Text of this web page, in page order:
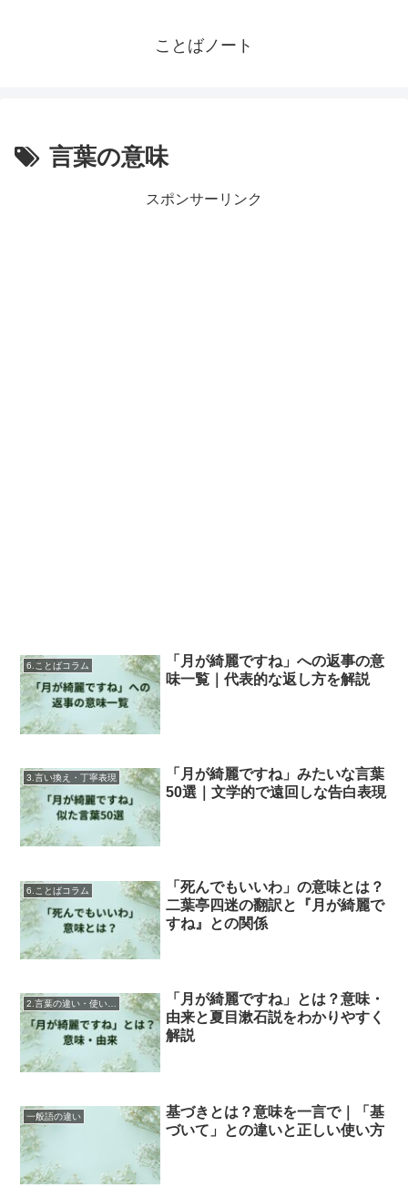
ことばノート
言葉の意味
スポンサーリンク
6.ことばコラム
「月が綺麗ですね」への返事の意
味一覧｜代表的な返し方を解説
3.言い換え・丁寧表現
「月が綺麗ですね」みたいな言葉
50選｜文学的で遠回しな告白表現
6.ことばコラム
「死んでもいいわ」の意味とは？
二葉亭四迷の翻訳と『月が綺麗で
すね』との関係
2.言葉の違い・使い分け
「月が綺麗ですね」とは？意味・
由来と夏目漱石説をわかりやすく
解説
一般語の違い
基づきとは？意味を一言で｜「基
づいて」との違いと正しい使い方